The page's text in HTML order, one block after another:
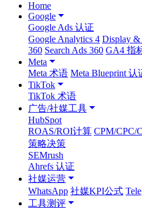
Home
Google
Google Ads 认证
Google Analytics 4 Display &
360 Search Ads 360 GA4 指
Meta
Meta 术语 Meta Blueprint 认
TikTok
TikTok 术语
广告/社媒工具
HubSpot
ROAS/ROI计算 CPM/CPC/
策略决策
SEMrush
Ahrefs 认证
社媒运营
WhatsApp 社媒KPI公式
工具测评